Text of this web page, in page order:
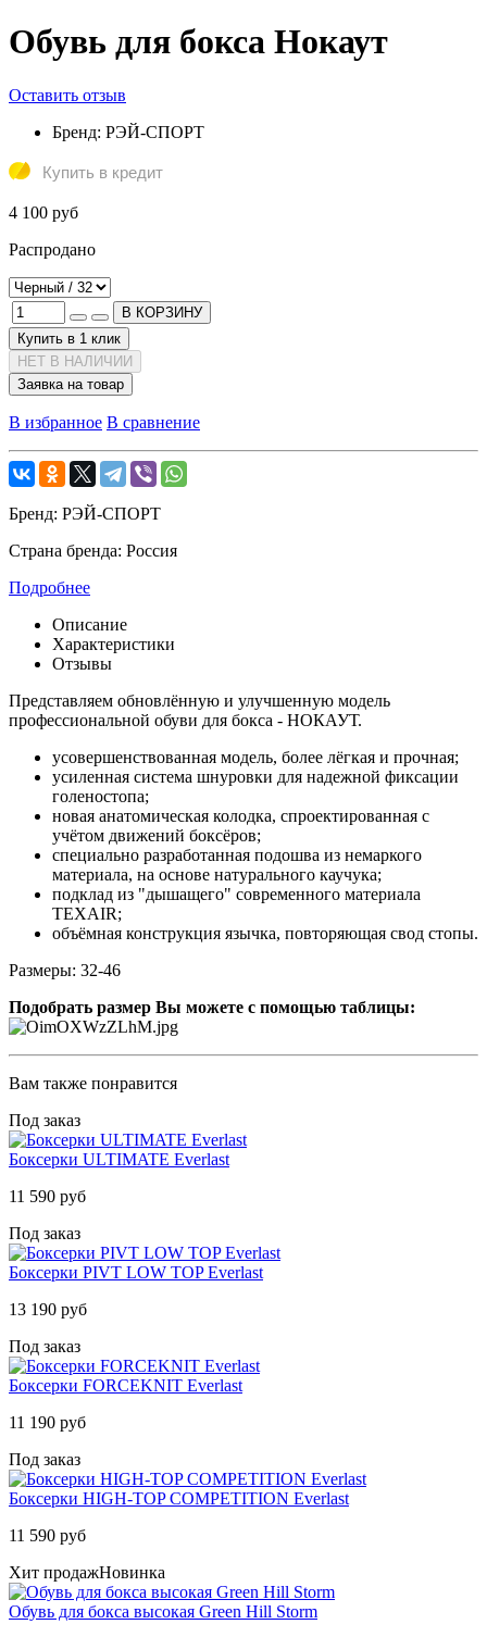
Обувь для бокса Нокаут
Оставить отзыв
Бренд: РЭЙ-СПОРТ
Купить в кредит
4 100 руб
Распродано
В КОРЗИНУ
Купить в 1 клик
НЕТ В НАЛИЧИИ
Заявка на товар
В избранное В сравнение
Бренд: РЭЙ-СПОРТ
Страна бренда: Россия
Подробнее
Описание
Характеристики
Отзывы
Представляем обновлённую и улучшенную модель
профессиональной обуви для бокса - НОКАУТ.
усовершенствованная модель, более лёгкая и прочная;
усиленная система шнуровки для надежной фиксации
голеностопа;
новая анатомическая колодка, спроектированная с
учётом движений боксёров;
специально разработанная подошва из немаркого
материала, на основе натурального каучука;
подклад из "дышащего" современного материала
TEXAIR;
объёмная конструкция язычка, повторяющая свод стопы.
Размеры: 32-46
Подобрать размер Вы можете с помощью таблицы:
Вам также понравится
Под заказ
Боксерки ULTIMATE Everlast
11 590 руб
Под заказ
Боксерки PIVT LOW TOP Everlast
13 190 руб
Под заказ
Боксерки FORCEKNIT Everlast
11 190 руб
Под заказ
Боксерки HIGH-TOP COMPETITION Everlast
11 590 руб
Хит продажНовинка
Обувь для бокса высокая Green Hill Storm